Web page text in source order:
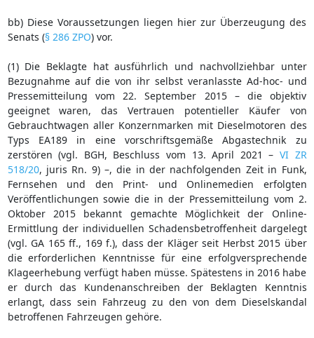
bb) Diese Voraussetzungen liegen hier zur Überzeugung des
Senats (§ 286 ZPO) vor.
(1) Die Beklagte hat ausführlich und nachvollziehbar unter
Bezugnahme auf die von ihr selbst veranlasste Ad-hoc- und
Pressemitteilung vom 22. September 2015 – die objektiv
geeignet waren, das Vertrauen potentieller Käufer von
Gebrauchtwagen aller Konzernmarken mit Dieselmotoren des
Typs EA189 in eine vorschriftsgemäße Abgastechnik zu
zerstören (vgl. BGH, Beschluss vom 13. April 2021 – VI ZR
518/20, juris Rn. 9) –, die in der nachfolgenden Zeit in Funk,
Fernsehen und den Print- und Onlinemedien erfolgten
Veröffentlichungen sowie die in der Pressemitteilung vom 2.
Oktober 2015 bekannt gemachte Möglichkeit der Online-
Ermittlung der individuellen Schadensbetroffenheit dargelegt
(vgl. GA 165 ff., 169 f.), dass der Kläger seit Herbst 2015 über
die erforderlichen Kenntnisse für eine erfolgversprechende
Klageerhebung verfügt haben müsse. Spätestens in 2016 habe
er durch das Kundenanschreiben der Beklagten Kenntnis
erlangt, dass sein Fahrzeug zu den von dem Dieselskandal
betroffenen Fahrzeugen gehöre.